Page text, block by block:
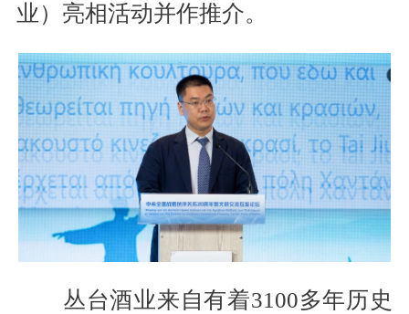
业）亮相活动并作推介。
丛台酒业来自有着3100多年历史